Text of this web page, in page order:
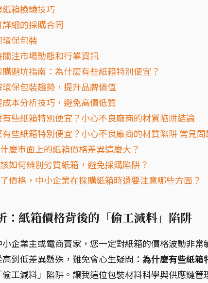
紙箱檢驗技巧
詳細的採購合同
環保包裝
關注市場動態和行業資訊
避坑指南：為什麼有些紙箱特別便宜？
環保包裝趨勢，提升品牌價值
成本分析技巧，避免高價低質
些紙箱特別便宜？小心不良廠商的材質陷阱結論
些紙箱特別便宜？小心不良廠商的材質陷阱 常見問
麼市面上的紙箱價格差異這麼大？
如何辨別劣質紙箱，避免採購陷阱？
價格，中小企業在採購紙箱時還要注意哪些方面？
：紙箱價格背後的「偷工減料」陷阱
企業主或電商賣家，您一定對紙箱的價格波動非常
到低差異懸殊，難免會心生疑問： 為什麼有些紙箱
偷工減料」陷阱。讓我這位包裝材料科學與供應鏈